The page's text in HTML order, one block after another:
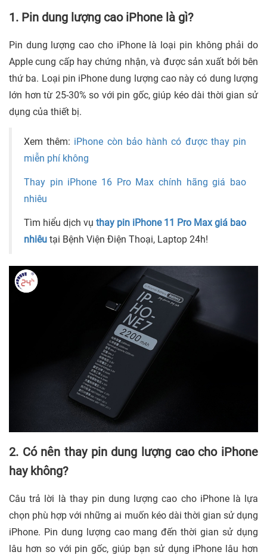
1. Pin dung lượng cao iPhone là gì?
Pin dung lượng cao cho iPhone là loại pin không phải do
Apple cung cấp hay chứng nhận, và được sản xuất bởi bên
thứ ba. Loại pin iPhone dung lượng cao này có dung lượng
lớn hơn từ 25-30% so với pin gốc, giúp kéo dài thời gian sử
dụng của thiết bị.
Xem thêm: iPhone còn bảo hành có được thay pin
miễn phí không
Thay pin iPhone 16 Pro Max chính hãng giá bao
nhiêu
Tìm hiểu dịch vụ thay pin iPhone 11 Pro Max giá bao
nhiêu tại Bệnh Viện Điện Thoại, Laptop 24h!
2. Có nên thay pin dung lượng cao cho iPhone
hay không?
Câu trả lời là thay pin dung lượng cao cho iPhone là lựa
chọn phù hợp với những ai muốn kéo dài thời gian sử dụng
iPhone. Pin dung lượng cao mang đến thời gian sử dụng
lâu hơn so với pin gốc, giúp bạn sử dụng iPhone lâu hơn